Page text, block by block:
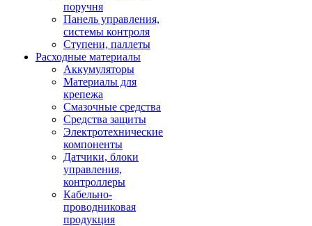
поручня
Панель управления,
системы контроля
Ступени, паллеты
Расходные материалы
Аккумуляторы
Материалы для
крепежа
Смазочные средства
Средства защиты
Электротехнические
компоненты
Датчики, блоки
управления,
контроллеры
Кабельно-
проводниковая
продукция